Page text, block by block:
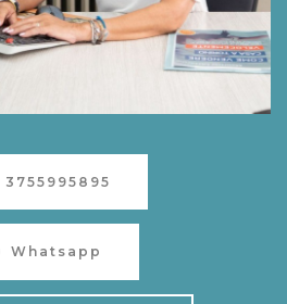
3755995895
Whatsapp